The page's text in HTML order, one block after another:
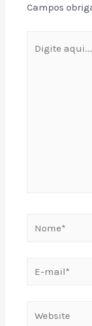
Campos
aqui...
Website